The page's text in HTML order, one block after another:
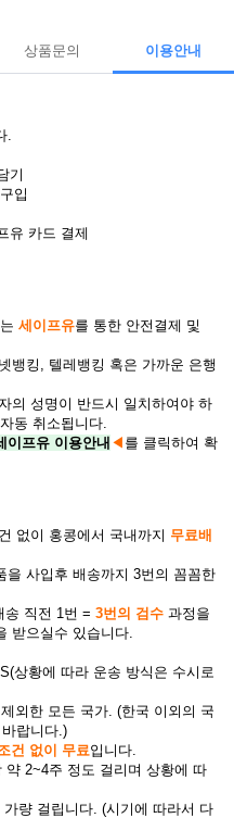
상품문의 이용안내
.
기
입
유 카드 결제
세이프유를 통한 안전결제 및
뱅킹, 텔레뱅킹 혹은 가까운 은행
의 성명이 반드시 일치하여야 하
동 취소됩니다.
이프유 이용안내◀ 를 클릭하여 확
없이 홍콩에서 국내까지 무료배
을 사입후 배송까지 3번의 꼼꼼한
송 직전 1번 = 3번의 검수 과정을
받으실수 있습니다.
상황에 따라 운송 방식은 수시로
외한 모든 국가. (한국 이외의 국
랍니다.)
건 없이 무료입니다.
2~4주 정도 걸리며 상황에 따
량 걸립니다. (시기에 따라서 다